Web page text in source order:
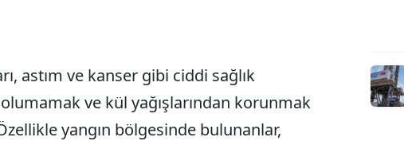
astım ve kanser gibi ciddi sağlık
ve kül yağışlarından korunmak
yangın bölgesinde bulunanlar,